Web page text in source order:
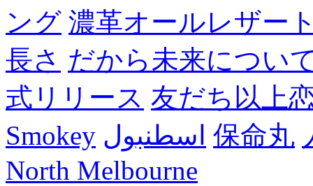
ング 濃革オールレザー
長さ だから未来につい
式リリース 友だち以上
Smokey اسطنبول 保命丸
North Melbourne